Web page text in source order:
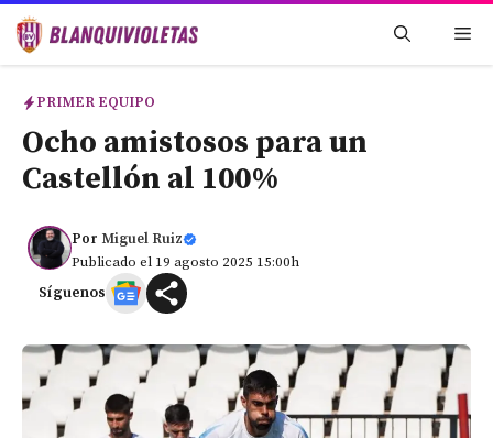
Saltar
PRIMER EQUIPO
Ocho amistosos para un
Castellón al 100%
Por Miguel Ruiz
Publicado el 19 agosto 2025 15:00h
Síguenos